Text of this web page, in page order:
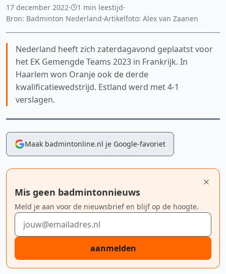
17 december 2022· 1 min leestijd·
Bron: Badminton Nederland·Artikelfoto: Alex van Zaanen
Nederland heeft zich zaterdagavond geplaatst voor
het EK Gemengde Teams 2023 in Frankrijk. In
Haarlem won Oranje ook de derde
kwalificatiewedstrijd. Estland werd met 4-1
verslagen.
Maak badmintonline.nl je Google-favoriet
Mis geen badmintonnieuws
Meld je aan voor de nieuwsbrief en blijf op de hoogte.
E-mailadres
aanmelden